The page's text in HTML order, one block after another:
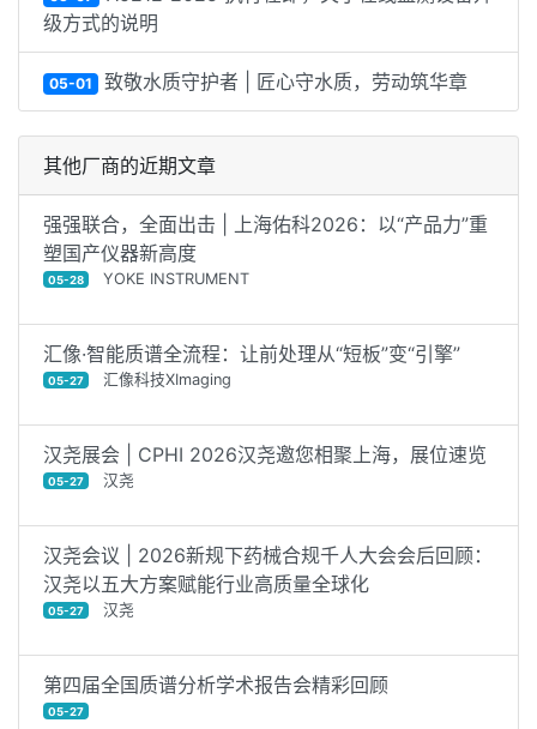
级方式的说明
05-01 致敬水质守护者 | 匠心守水质，劳动筑华章
其他厂商的近期文章
强强联合，全面出击 | 上海佑科2026：以“产品力”重
塑国产仪器新高度
05-28 YOKE INSTRUMENT
汇像·智能质谱全流程：让前处理从“短板”变“引擎”
05-27 汇像科技XImaging
汉尧展会 | CPHI 2026汉尧邀您相聚上海，展位速览
05-27 汉尧
汉尧会议 | 2026新规下药械合规千人大会会后回顾：
汉尧以五大方案赋能行业高质量全球化‌
05-27 汉尧
第四届全国质谱分析学术报告会精彩回顾
05-27